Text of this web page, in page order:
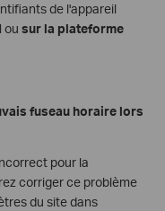
de l'appareil
ou sur la plateforme
fuseau horaire lors
pour la
corriger ce problème
du site dans